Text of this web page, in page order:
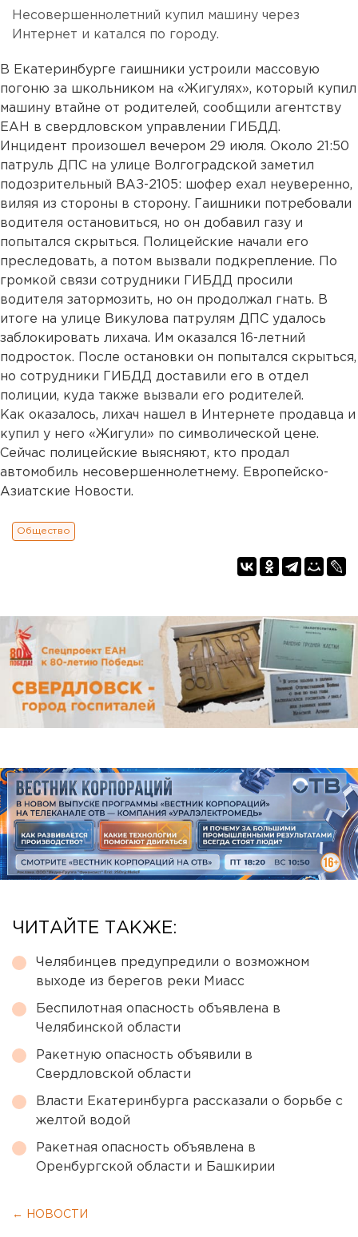
Несовершеннолетний купил машину через
Интернет и катался по городу.
В Екатеринбурге гаишники устроили массовую
погоню за школьником на «Жигулях», который купил
машину втайне от родителей, сообщили агентству
ЕАН в свердловском управлении ГИБДД.
Инцидент произошел вечером 29 июля. Около 21:50
патруль ДПС на улице Волгоградской заметил
подозрительный ВАЗ-2105: шофер ехал неуверенно,
виляя из стороны в сторону. Гаишники потребовали
водителя остановиться, но он добавил газу и
попытался скрыться. Полицейские начали его
преследовать, а потом вызвали подкрепление. По
громкой связи сотрудники ГИБДД просили
водителя затормозить, но он продолжал гнать. В
итоге на улице Викулова патрулям ДПС удалось
заблокировать лихача. Им оказался 16-летний
подросток. После остановки он попытался скрыться,
но сотрудники ГИБДД доставили его в отдел
полиции, куда также вызвали его родителей.
Как оказалось, лихач нашел в Интернете продавца и
купил у него «Жигули» по символической цене.
Сейчас полицейские выясняют, кто продал
автомобиль несовершеннолетнему. Европейско-
Азиатские Новости.
Общество
ЧИТАЙТЕ ТАКЖЕ:
Челябинцев предупредили о возможном
выходе из берегов реки Миасс
Беспилотная опасность объявлена в
Челябинской области
Ракетную опасность объявили в
Свердловской области
Власти Екатеринбурга рассказали о борьбе с
желтой водой
Ракетная опасность объявлена в
Оренбургской области и Башкирии
← НОВОСТИ